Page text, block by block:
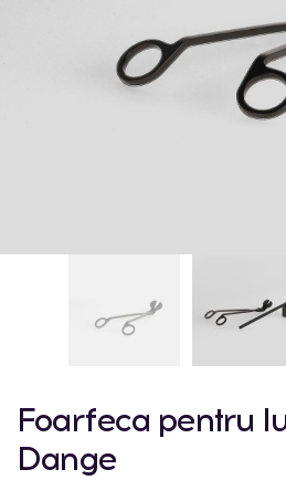
Foarfeca pentru
Dange